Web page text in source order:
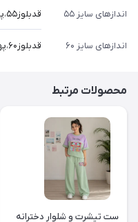
اندازهای سایز ۵۵ قدبلوز۵۵،پهنا از یک طرف۴۰،قدآستین۴۶،قدشلوار۷۹
اندازهای سایز ۶۰ قدبلوز۶۰،پهنا از یک طرف ۴۳،قدآستین۵۱،قدشلوار۸۷
محصولات مرتبط
ست تیشرت و شلوار دخترانه